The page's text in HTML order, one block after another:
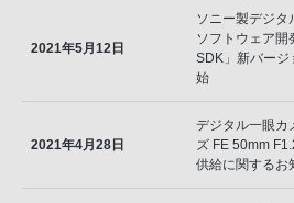
2021年5月12日
ソニー製デジタ
ソフトウェア開
SDK」新バージ
始
2021年4月28日
デジタル一眼カ
ズ FE 50mm
供給に関するお